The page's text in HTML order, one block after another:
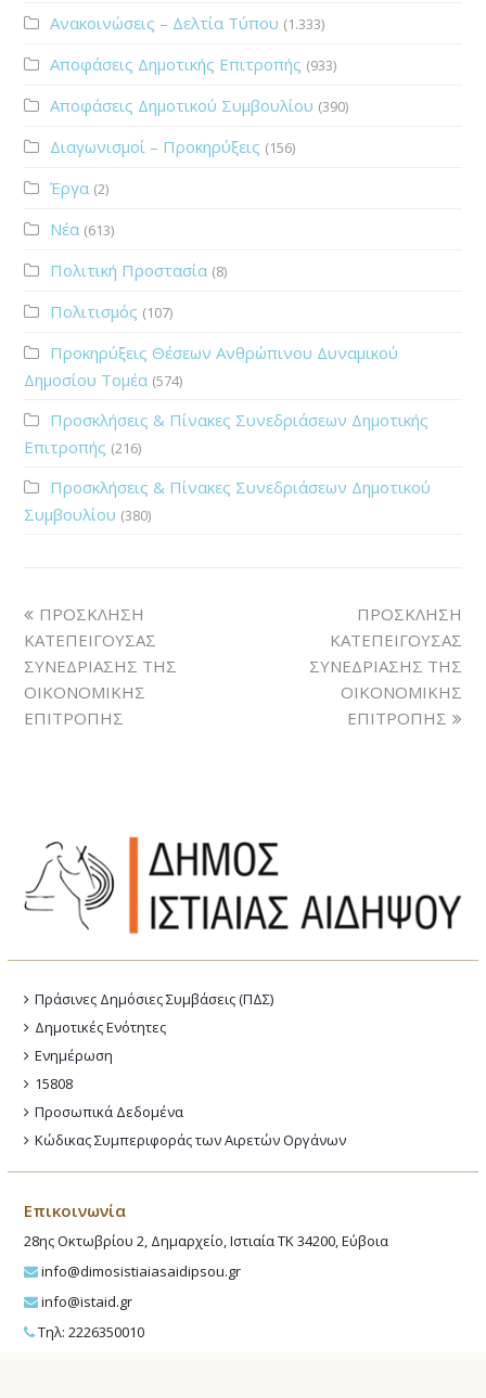
Ανακοινώσεις – Δελτία Τύπου (1.333)
Αποφάσεις Δημοτικής Επιτροπής (933)
Αποφάσεις Δημοτικού Συμβουλίου (390)
Διαγωνισμοί – Προκηρύξεις (156)
Έργα (2)
Νέα (613)
Πολιτική Προστασία (8)
Πολιτισμός (107)
Προκηρύξεις Θέσεων Ανθρώπινου Δυναμικού
Δημοσίου Τομέα (574)
Προσκλήσεις & Πίνακες Συνεδριάσεων Δημοτικής
Επιτροπής (216)
Προσκλήσεις & Πίνακες Συνεδριάσεων Δημοτικού
Συμβουλίου (380)
ΠΡΟΣΚΛΗΣΗ
ΚΑΤΕΠΕΙΓΟΥΣΑΣ
ΣΥΝΕΔΡΙΑΣΗΣ ΤΗΣ
ΟΙΚΟΝΟΜΙΚΗΣ
ΕΠΙΤΡΟΠΗΣ
ΠΡΟΣΚΛΗΣΗ
ΚΑΤΕΠΕΙΓΟΥΣΑΣ
ΣΥΝΕΔΡΙΑΣΗΣ ΤΗΣ
ΟΙΚΟΝΟΜΙΚΗΣ
ΕΠΙΤΡΟΠΗΣ
Πράσινες Δημόσιες Συμβάσεις (ΠΔΣ)
Δημοτικές Ενότητες
Ενημέρωση
15808
Προσωπικά Δεδομένα
Κώδικας Συμπεριφοράς των Αιρετών Οργάνων
Επικοινωνία
28ης Οκτωβρίου 2, Δημαρχείο, Ιστιαία ΤΚ 34200, Εύβοια
info@dimosistiaiasaidipsou.gr
info@istaid.gr
Τηλ: 2226350010